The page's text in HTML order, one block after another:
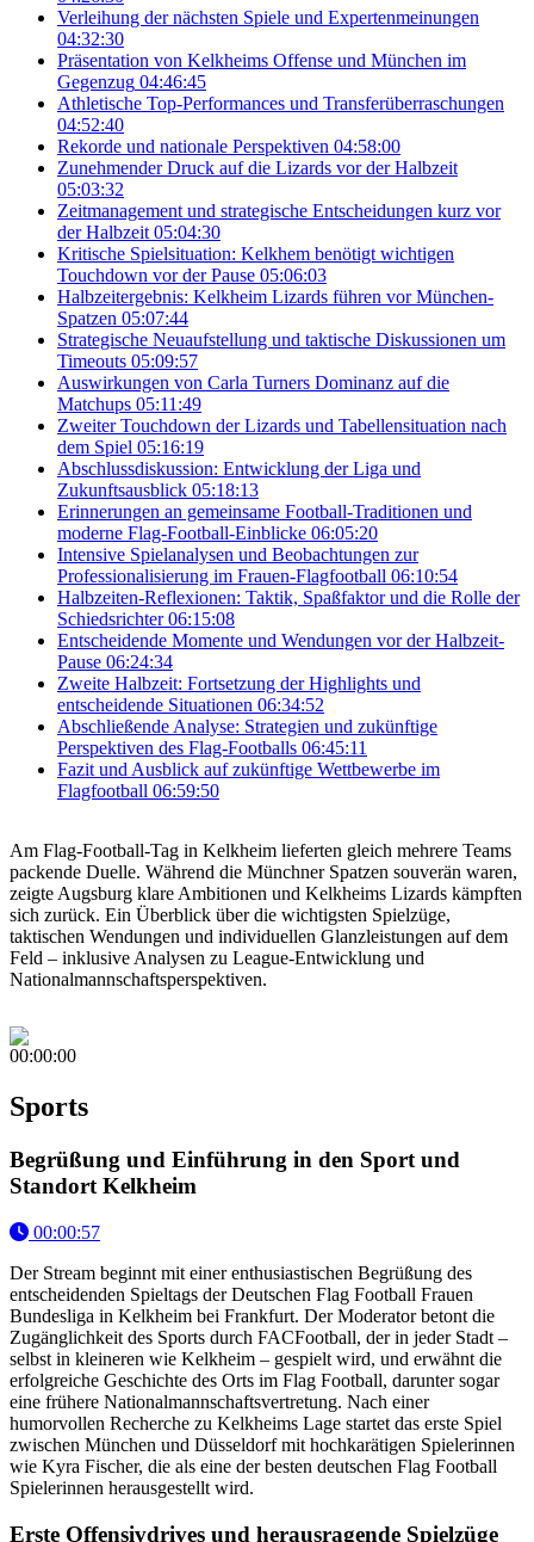
Verleihung der nächsten Spiele und Expertenmeinungen
04:32:30
Präsentation von Kelkheims Offense und München im
Gegenzug 04:46:45
Athletische Top-Performances und Transferüberraschungen
04:52:40
Rekorde und nationale Perspektiven 04:58:00
Zunehmender Druck auf die Lizards vor der Halbzeit
05:03:32
Zeitmanagement und strategische Entscheidungen kurz vor
der Halbzeit 05:04:30
Kritische Spielsituation: Kelkhem benötigt wichtigen
Touchdown vor der Pause 05:06:03
Halbzeitergebnis: Kelkheim Lizards führen vor München-
Spatzen 05:07:44
Strategische Neuaufstellung und taktische Diskussionen um
Timeouts 05:09:57
Auswirkungen von Carla Turners Dominanz auf die
Matchups 05:11:49
Zweiter Touchdown der Lizards und Tabellensituation nach
dem Spiel 05:16:19
Abschlussdiskussion: Entwicklung der Liga und
Zukunftsausblick 05:18:13
Erinnerungen an gemeinsame Football-Traditionen und
moderne Flag-Football-Einblicke 06:05:20
Intensive Spielanalysen und Beobachtungen zur
Professionalisierung im Frauen-Flagfootball 06:10:54
Halbzeiten-Reflexionen: Taktik, Spaßfaktor und die Rolle der
Schiedsrichter 06:15:08
Entscheidende Momente und Wendungen vor der Halbzeit-
Pause 06:24:34
Zweite Halbzeit: Fortsetzung der Highlights und
entscheidende Situationen 06:34:52
Abschließende Analyse: Strategien und zukünftige
Perspektiven des Flag-Footballs 06:45:11
Fazit und Ausblick auf zukünftige Wettbewerbe im
Flagfootball 06:59:50
Am Flag-Football-Tag in Kelkheim lieferten gleich mehrere Teams
packende Duelle. Während die Münchner Spatzen souverän waren,
zeigte Augsburg klare Ambitionen und Kelkheims Lizards kämpften
sich zurück. Ein Überblick über die wichtigsten Spielzüge,
taktischen Wendungen und individuellen Glanzleistungen auf dem
Feld – inklusive Analysen zu League-Entwicklung und
Nationalmannschaftsperspektiven.
00:00:00
Sports
Begrüßung und Einführung in den Sport und
Standort Kelkheim
00:00:57
Der Stream beginnt mit einer enthusiastischen Begrüßung des
entscheidenden Spieltags der Deutschen Flag Football Frauen
Bundesliga in Kelkheim bei Frankfurt. Der Moderator betont die
Zugänglichkeit des Sports durch FACFootball, der in jeder Stadt –
selbst in kleineren wie Kelkheim – gespielt wird, und erwähnt die
erfolgreiche Geschichte des Orts im Flag Football, darunter sogar
eine frühere Nationalmannschaftsvertretung. Nach einer
humorvollen Recherche zu Kelkheims Lage startet das erste Spiel
zwischen München und Düsseldorf mit hochkarätigen Spielerinnen
wie Kyra Fischer, die als eine der besten deutschen Flag Football
Spielerinnen herausgestellt wird.
Erste Offensivdrives und herausragende Spielzüge